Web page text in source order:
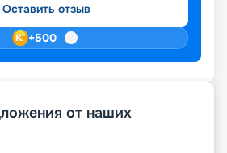
Оставить отзыв
+500
от наших